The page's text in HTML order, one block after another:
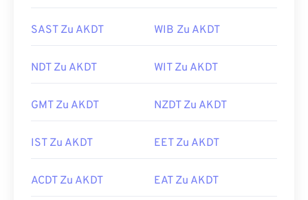
SAST Zu AKDT WIB Zu AKDT
NDT Zu AKDT WIT Zu AKDT
GMT Zu AKDT NZDT Zu AKDT
IST Zu AKDT EET Zu AKDT
ACDT Zu AKDT EAT Zu AKDT